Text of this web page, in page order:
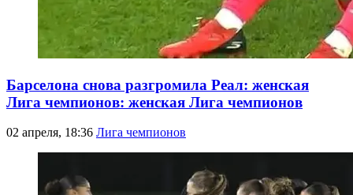
Барселона снова разгромила Реал: женская
Лига чемпионов: женская Лига чемпионов
02 апреля, 18:36 Лига чемпионов